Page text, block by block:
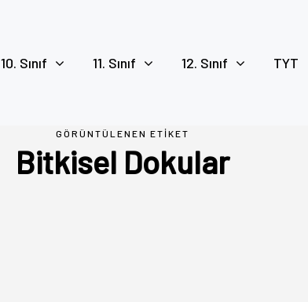
10. Sınıf 11. Sınıf 12. Sınıf TYT
GÖRÜNTÜLENEN ETIKET
Bitkisel Dokular